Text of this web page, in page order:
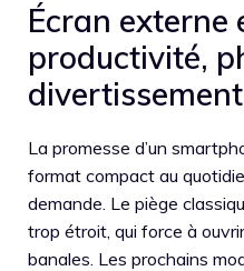
Écran externe
productivité,
divertissement
La promesse d’un
format compact au
demande. Le piège
trop étroit, qui force à
banales. Les prochains